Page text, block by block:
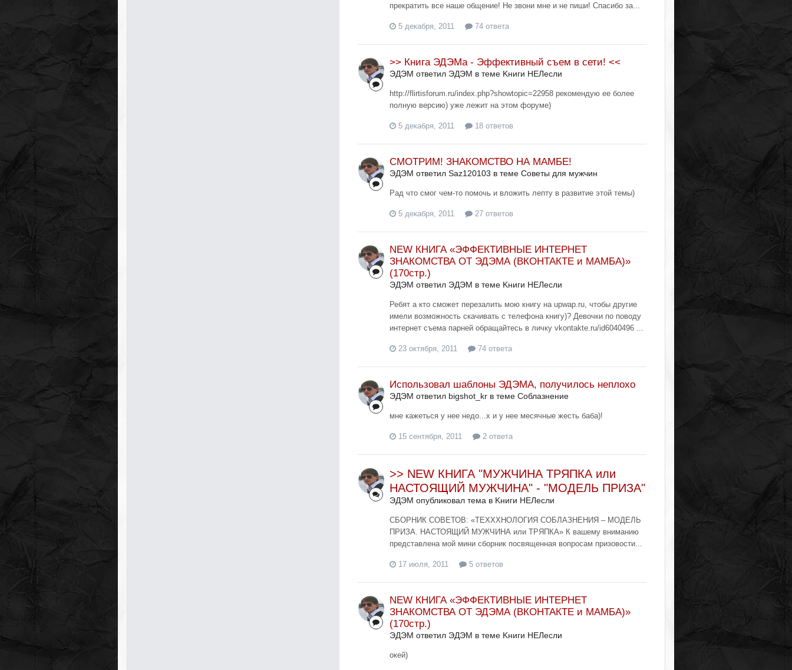
прекратить все наше общение! Не звони мне и не пиши! Спасибо за...
5 декабря, 2011 74 ответа
>> Книга ЭДЭМа - Эффективный съем в сети! <<
ЭДЭМ ответил ЭДЭМ в теме Kниги НЕЛесли
http://flirtisforum.ru/index.php?showtopic=22958 рекомендую ее более
полную версию) уже лежит на этом форуме)
5 декабря, 2011 18 ответов
СМОТРИМ! ЗНАКОМСТВО НА МАМБЕ!
ЭДЭМ ответил Saz120103 в теме Советы для мужчин
Рад что смог чем-то помочь и вложить лепту в развитие этой темы)
5 декабря, 2011 27 ответов
NEW КНИГА «ЭФФЕКТИВНЫЕ ИНТЕРНЕТ
ЗНАКОМСТВА ОТ ЭДЭМА (ВКОНТАКТЕ и МАМБА)»
(170стр.)
ЭДЭМ ответил ЭДЭМ в теме Kниги НЕЛесли
Ребят а кто сможет перезалить мою книгу на upwap.ru, чтобы другие
имели возможность скачивать с телефона книгу)? Девочки по поводу
интернет съема парней обращайтесь в личку vkontakte.ru/id6040496 ...
23 октября, 2011 74 ответа
Использовал шаблоны ЭДЭМА, получилось неплохо
ЭДЭМ ответил bigshot_kr в теме Соблазнение
мне кажеться у нее недо...х и у нее месячные жесть баба)!
15 сентября, 2011 2 ответа
>> NEW КНИГА "МУЖЧИНА ТРЯПКА или
НАСТОЯЩИЙ МУЖЧИНА" - "МОДЕЛЬ ПРИЗА"
ЭДЭМ опубликовал тема в Kниги НЕЛесли
СБОРНИК СОВЕТОВ: «ТЕХХХНОЛОГИЯ СОБЛАЗНЕНИЯ – МОДЕЛЬ
ПРИЗА. НАСТОЯЩИЙ МУЖЧИНА или ТРЯПКА» К вашему вниманию
представлена мой мини сборник посвященная вопросам призовости...
17 июля, 2011 5 ответов
NEW КНИГА «ЭФФЕКТИВНЫЕ ИНТЕРНЕТ
ЗНАКОМСТВА ОТ ЭДЭМА (ВКОНТАКТЕ и МАМБА)»
(170стр.)
ЭДЭМ ответил ЭДЭМ в теме Kниги НЕЛесли
окей)